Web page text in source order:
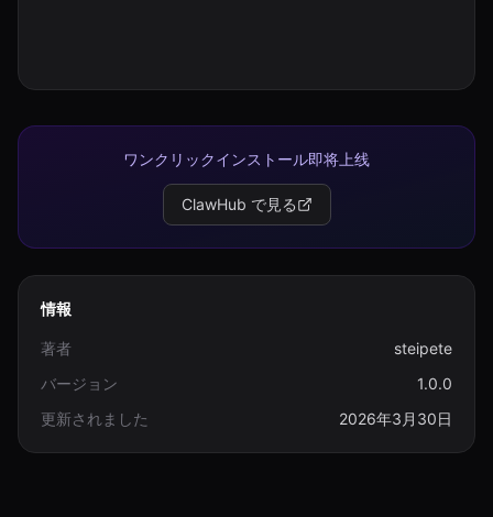
ワンクリックインストール即将上线
ClawHub で見る
情報
著者
steipete
バージョン
1.0.0
更新されました
2026年3月30日